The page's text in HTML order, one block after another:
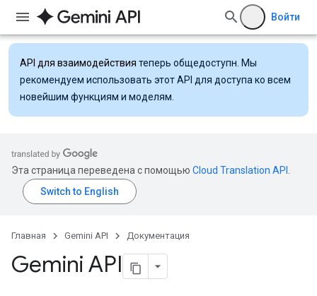
Войти
API для взаимодействия теперь общедоступн. Мы
рекомендуем использовать этот API для доступа ко всем
новейшим функциям и моделям.
Эта страница переведена с помощью Cloud Translation API
Главная Gemini API Документация
Gemini API